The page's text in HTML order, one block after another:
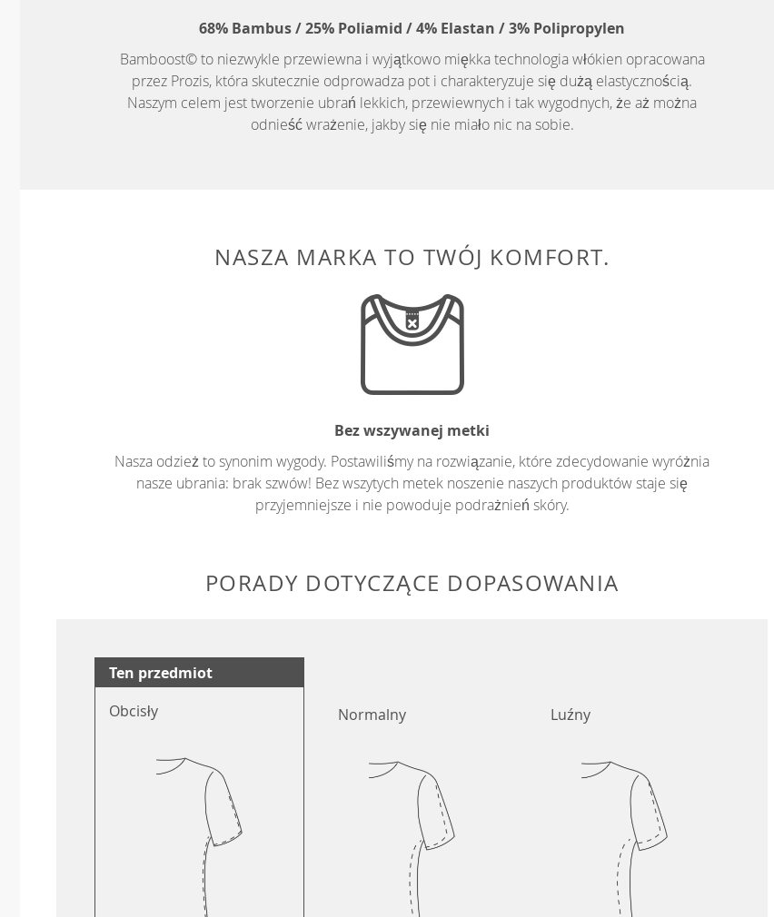
68% Bambus / 25% Poliamid / 4% Elastan / 3% Polipropylen
Bamboost© to niezwykle przewiewna i wyjątkowo miękka technologia włókien opracowana
przez Prozis, która skutecznie odprowadza pot i charakteryzuje się dużą elastycznością.
Naszym celem jest tworzenie ubrań lekkich, przewiewnych i tak wygodnych, że aż można
odnieść wrażenie, jakby się nie miało nic na sobie.
NASZA MARKA TO TWÓJ KOMFORT.
Bez wszywanej metki
Nasza odzież to synonim wygody. Postawiliśmy na rozwiązanie, które zdecydowanie wyróżnia
nasze ubrania: brak szwów! Bez wszytych metek noszenie naszych produktów staje się
przyjemniejsze i nie powoduje podrażnień skóry.
PORADY DOTYCZĄCE DOPASOWANIA
Ten przedmiot
Obcisły
Normalny Luźny